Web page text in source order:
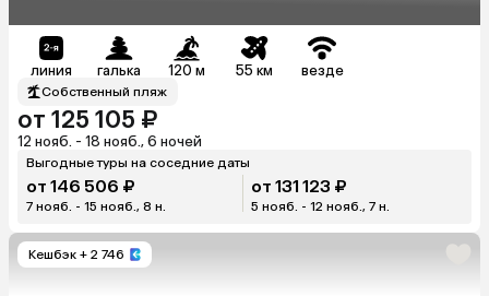
линия галька 120 м 55 км везде
Собственный пляж
от 125 105 ₽
12 нояб. - 18 нояб., 6 ночей
Выгодные туры на соседние даты
от 146 506 ₽
7 нояб. - 15 нояб., 8 н.
от 131 123 ₽
5 нояб. - 12 нояб., 7 н.
Кешбэк + 2 746